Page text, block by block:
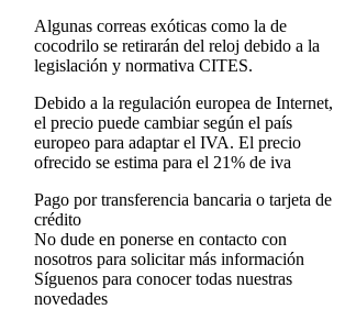
Algunas correas exóticas como la de
cocodrilo se retirarán del reloj debido a la
legislación y normativa CITES.
Debido a la regulación europea de Internet,
el precio puede cambiar según el país
europeo para adaptar el IVA. El precio
ofrecido se estima para el 21% de iva
Pago por transferencia bancaria o tarjeta de
crédito
No dude en ponerse en contacto con
nosotros para solicitar más información
Síguenos para conocer todas nuestras
novedades